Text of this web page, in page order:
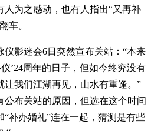
人为之感动，也有人指出“又再补
车。
影迷会6日突然宣布关站：“本来
’24周年的日子，但如今终究没有
我们江湖再见，山水有重逢。”
公布关站的原因，但选在这个时间
“补办婚礼”连在一起，猜测是有些